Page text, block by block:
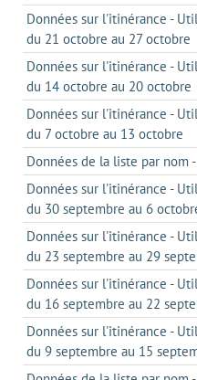
Données sur l'itinérance -
du 21 octobre au 27 octobre
Données sur l'itinérance -
du 14 octobre au 20 octobre
Données sur l'itinérance -
du 7 octobre au 13 octobre
Données de la liste par nom
Données sur l'itinérance -
du 30 septembre au 6
Données sur l'itinérance -
du 23 septembre au 29
Données sur l'itinérance -
du 16 septembre au 22
Données sur l'itinérance -
du 9 septembre au 15